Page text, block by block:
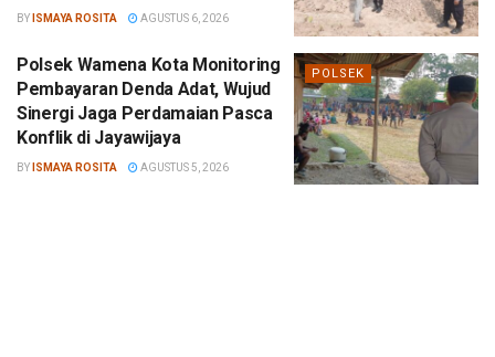
BY ISMAYA ROSITA AGUSTUS 6, 2026
POLSEK
Polsek Wamena Kota Monitoring
Pembayaran Denda Adat, Wujud
Sinergi Jaga Perdamaian Pasca
Konflik di Jayawijaya
BY ISMAYA ROSITA AGUSTUS 5, 2026